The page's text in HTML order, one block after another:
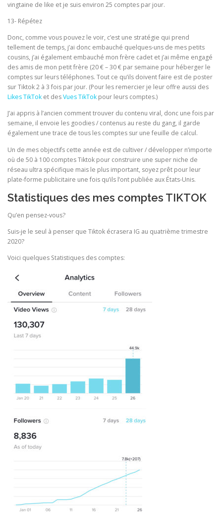
vingtaine de like et je suis environ 25 comptes par jour.
13- Répétez
Donc, comme vous pouvez le voir, c’est une stratégie qui prend
tellement de temps, j’ai donc embauché quelques-uns de mes petits
cousins, j’ai également embauché mon frère cadet et j’ai même engagé
des amis de mon petit frère (20 € – 30 € par semaine pour héberger le
comptes sur leurs téléphones. Tout ce qu’ils doivent faire est de poster
sur Tiktok 2 à 3 fois par jour. (Pour les remercier je leur offre aussi des
Likes TikTok et desVues TikTok pour leurs comptes.)
J’ai appris à l’ancien comment trouver du contenu viral, donc une fois par
semaine, il envoie les goodies / contenus au reste du gang, il garde
également une trace de tous les comptes sur une feuille de calcul.
Un de mes objectifs cette année est de cultiver / développer n’importe
où de 50 à 100 comptes Tiktok pour construire une super niche de
réseau ultra spécifique mais le plus important, soyez prêt pour leur
plate-forme publicitaire une fois qu’ils l’ont publiée aux États-Unis.
Statistiques des mes comptes TIKTOK
Qu’en pensez-vous?
Suis-je le seul à penser que Tiktok écrasera IG au quatrième trimestre
2020?
Voici quelques Statistiques des comptes: